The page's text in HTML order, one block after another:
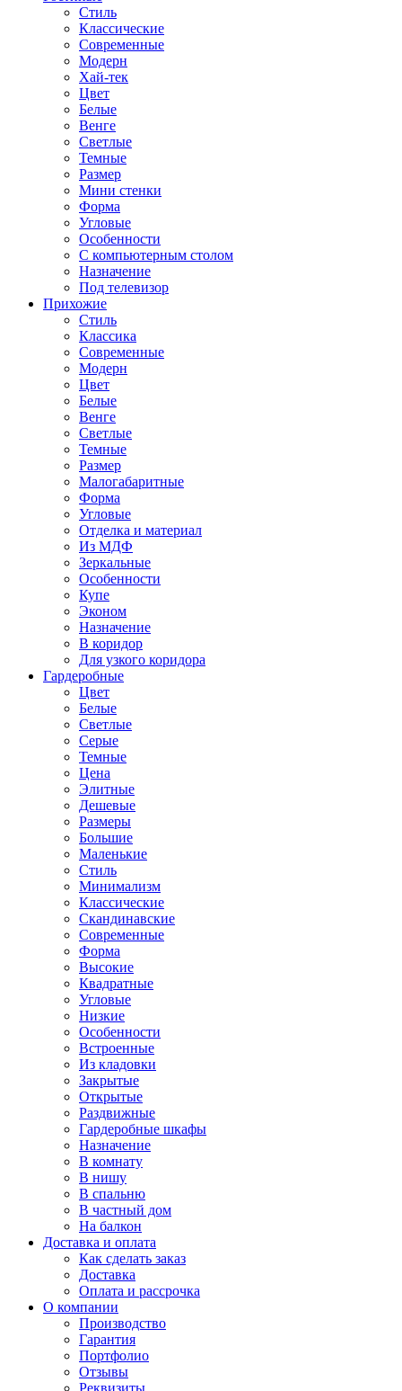
Стиль
Классические
Современные
Модерн
Хай-тек
Цвет
Белые
Венге
Светлые
Темные
Размер
Мини стенки
Форма
Угловые
Особенности
С компьютерным столом
Назначение
Под телевизор
Прихожие
Стиль
Классика
Современные
Модерн
Цвет
Белые
Венге
Светлые
Темные
Размер
Малогабаритные
Форма
Угловые
Отделка и материал
Из МДФ
Зеркальные
Особенности
Купе
Эконом
Назначение
В коридор
Для узкого коридора
Гардеробные
Цвет
Белые
Светлые
Серые
Темные
Цена
Элитные
Дешевые
Размеры
Большие
Маленькие
Стиль
Минимализм
Классические
Скандинавские
Современные
Форма
Высокие
Квадратные
Угловые
Низкие
Особенности
Встроенные
Из кладовки
Закрытые
Открытые
Раздвижные
Гардеробные шкафы
Назначение
В комнату
В нишу
В спальню
В частный дом
На балкон
Доставка и оплата
Как сделать заказ
Доставка
Оплата и рассрочка
О компании
Производство
Гарантия
Портфолио
Отзывы
Реквизиты